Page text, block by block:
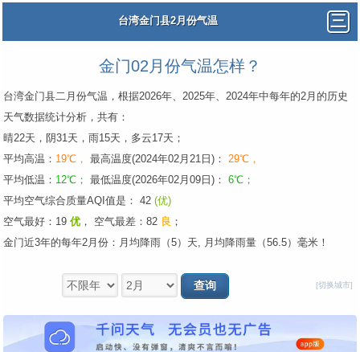
台湾金门县2月份气温
金门02月份气温怎样？
台湾金门县二月份气温，根据2026年、2025年、2024年中每年的2月的历史
天气数据统计分析，共有：
晴22天，阴31天，雨15天，多云17天；
平均高温： 19℃， 最高温度(2024年02月21日)： 29℃，
平均低温： 12℃； 最低温度(2026年02月09日)： 6℃；
平均空气综合质量AQI值是： 42 (优)
空气最好：19 优 ， 空气最差：82 良 ；
金门近3年的每年2月份：月均降雨（5）天, 月均降雨量（56.5）毫米！
[切换城市]